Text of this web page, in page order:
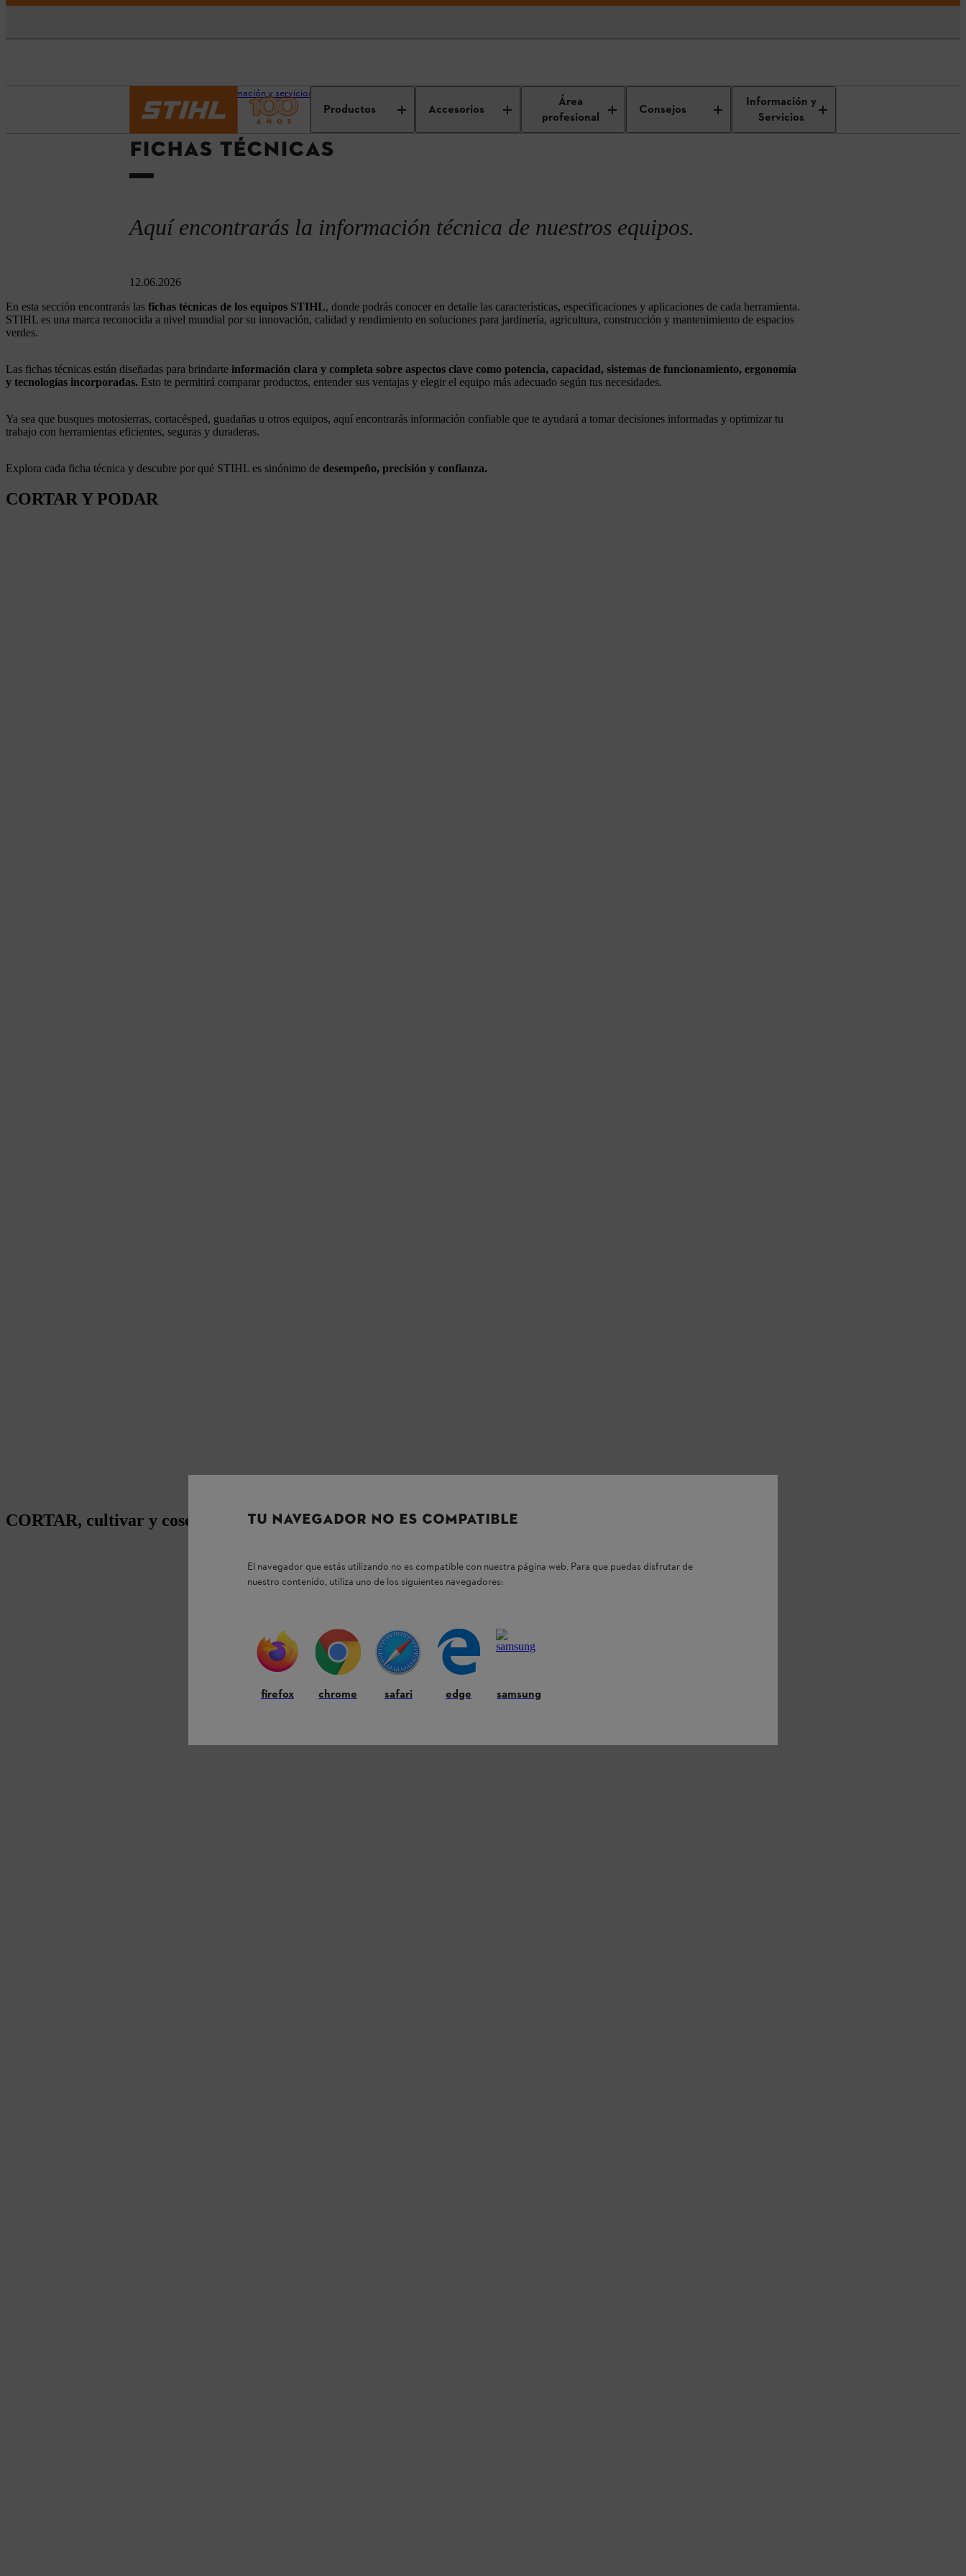
Productos Accesorios
Área
profesional
Consejos
Información y
Servicios
Información y servicios
FICHAS TÉCNICAS
Aquí encontrarás la información técnica de nuestros equipos.
12.06.2026
En esta sección encontrarás las fichas técnicas de los equipos STIHL, donde podrás conocer en detalle las características, especificaciones y aplicaciones de cada herramienta.
STIHL es una marca reconocida a nivel mundial por su innovación, calidad y rendimiento en soluciones para jardinería, agricultura, construcción y mantenimiento de espacios
verdes.
Las fichas técnicas están diseñadas para brindarte información clara y completa sobre aspectos clave como potencia, capacidad, sistemas de funcionamiento, ergonomía
y tecnologías incorporadas. Esto te permitirá comparar productos, entender sus ventajas y elegir el equipo más adecuado según tus necesidades.
Ya sea que busques motosierras, cortacésped, guadañas u otros equipos, aquí encontrarás información confiable que te ayudará a tomar decisiones informadas y optimizar tu
trabajo con herramientas eficientes, seguras y duraderas.
Explora cada ficha técnica y descubre por qué STIHL es sinónimo de desempeño, precisión y confianza.
CORTAR Y PODAR
CORTAR, cultivar y cosechar TU NAVEGADOR NO ES COMPATIBLE
El navegador que estás utilizando no es compatible con nuestra página web. Para que puedas disfrutar de
nuestro contenido, utiliza uno de los siguientes navegadores:
firefox chrome safari edge samsung